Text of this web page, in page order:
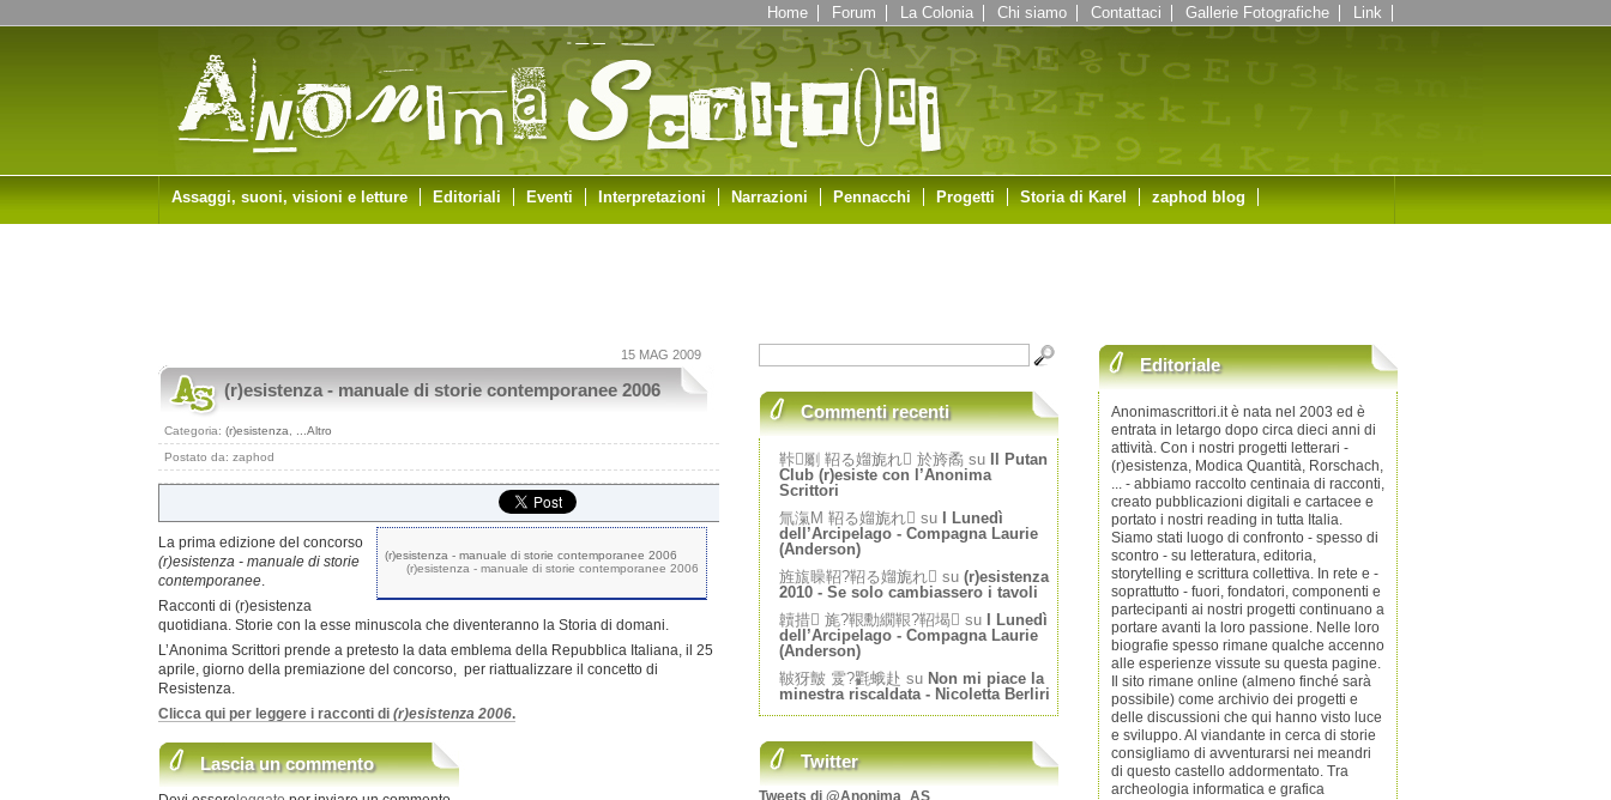
Home Forum La Colonia Chi siamo Contattaci Gallerie Fotografiche Link
Assaggi, suoni, visioni e letture Editoriali Eventi Interpretazioni Narrazioni Pennacchi Progetti Storia di Karel zaphod blog
15 MAG 2009
(r)esistenza - manuale di storie contemporanee 2006
Categoria: (r)esistenza
...Altro
Postato da: zaphod
(r)esistenza - manuale di storie contemporanee 2006
(r)esistenza - manuale di storie contemporanee 2006
La prima edizione del concorso
(r)esistenza - manuale di storie
contemporanee.
Racconti di (r)esistenza
quotidiana. Storie con la esse minuscola che diventeranno la Storia di domani.
L’Anonima Scrittori prende a pretesto la data emblema della Repubblica Italiana, il 25
aprile, giorno della premiazione del concorso, per riattualizzare il concetto di
Resistenza.
Clicca qui per leggere i racconti di (r)esistenza 2006.
Lascia un commento
Commenti recenti
鞐劚 鞀る媹旎れ 於旍矞 su
Il Putan
Club (r)esiste con l’Anonima
Scrittori
氚滊Μ 鞀る媹旎れ su
I Lunedì
dell’Arcipelago - Compagna Laurie
(Anderson)
旌旊矂鞀?鞀る媹旎れ su (r)esistenza
2010 - Se solo cambiassero i tavoli
韥措 旄?鞎勳繝鞎?鞀堨 su
I Lunedì
dell’Arcipelago - Compagna Laurie
(Anderson)
鞁犽皽 雭?氍蛾赴 su Non mi piace la
minestra riscaldata - Nicoletta Berliri
Twitter
Tweets di @Anonima_AS
Editoriale
Anonimascrittori.it è nata nel 2003 ed è
entrata in letargo dopo circa dieci anni di
attività. Con i nostri progetti letterari -
(r)esistenza, Modica Quantità, Rorschach,
... - abbiamo raccolto centinaia di racconti,
creato pubblicazioni digitali e cartacee e
portato i nostri reading in tutta Italia.
Siamo stati luogo di confronto - spesso di
scontro - su letteratura, editoria,
storytelling e scrittura collettiva. In rete e -
soprattutto - fuori, fondatori, componenti e
partecipanti ai nostri progetti continuano a
portare avanti la loro passione. Nelle loro
biografie spesso rimane qualche accenno
alle esperienze vissute su questa pagine.
Il sito rimane online (almeno finché sarà
possibile) come archivio dei progetti e
delle discussioni che qui hanno visto luce
e sviluppo. Al viandante in cerca di storie
consigliamo di avventurarsi nei meandri
di questo castello addormentato. Tra
archeologia informatica e grafica